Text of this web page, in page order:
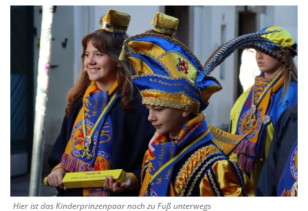
Hier ist das Kinderprinzenpaar noch zu Fuß unterwegs